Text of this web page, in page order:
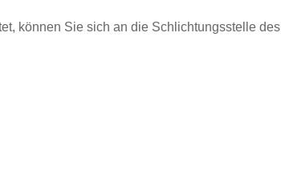
können Sie sich an die Schlichtungsstelle des